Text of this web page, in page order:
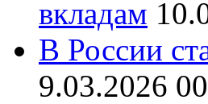
вкладам
В России
9.03.2026